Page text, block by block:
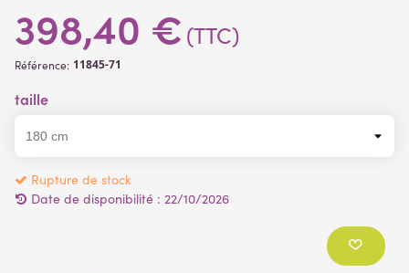
398,40 € (TTC)
Référence: 11845-71
taille
Rupture de stock
Date de disponibilité : 22/10/2026